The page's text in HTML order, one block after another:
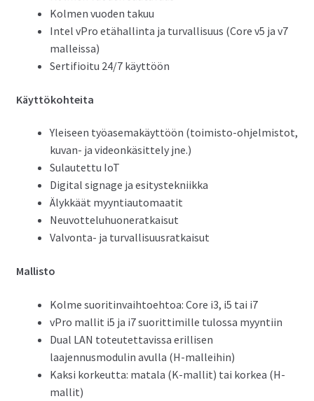
Kolmen vuoden takuu
Intel vPro etähallinta ja turvallisuus (Core v5 ja v7
malleissa)
Sertifioitu 24/7 käyttöön
Käyttökohteita
Yleiseen työasemakäyttöön (toimisto-ohjelmistot,
kuvan- ja videonkäsittely jne.)
Sulautettu IoT
Digital signage ja esitystekniikka
Älykkäät myyntiautomaatit
Neuvotteluhuoneratkaisut
Valvonta- ja turvallisuusratkaisut
Mallisto
Kolme suoritinvaihtoehtoa: Core i3, i5 tai i7
vPro mallit i5 ja i7 suorittimille tulossa myyntiin
Dual LAN toteutettavissa erillisen
laajennusmodulin avulla (H-malleihin)
Kaksi korkeutta: matala (K-mallit) tai korkea (H-
mallit)